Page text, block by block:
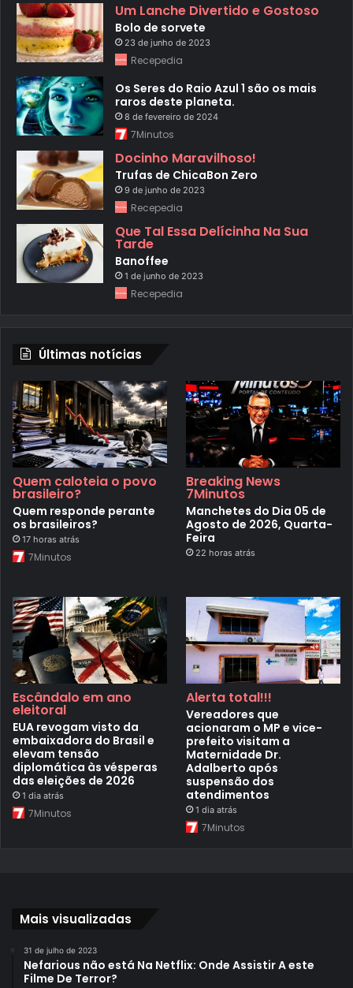
Um Lanche Divertido e Gostoso
Bolo de sorvete
23 de junho de 2023
Recepedia
Os Seres do Raio Azul 1 são os mais
raros deste planeta.
8 de fevereiro de 2024
7Minutos
Docinho Maravilhoso!
Trufas de ChicaBon Zero
9 de junho de 2023
Recepedia
Que Tal Essa Delícinha Na Sua
Tarde
Banoffee
1 de junho de 2023
Recepedia
Últimas notícias
Quem caloteia o povo
brasileiro?
Quem responde perante
os brasileiros?
17 horas atrás
7Minutos
Breaking News
7Minutos
Manchetes do Dia 05 de
Agosto de 2026, Quarta-
Feira
22 horas atrás
Escândalo em ano
eleitoral
EUA revogam visto da
embaixadora do Brasil e
elevam tensão
diplomática às vésperas
das eleições de 2026
1 dia atrás
7Minutos
Alerta total!!!
Vereadores que
acionaram o MP e vice-
prefeito visitam a
Maternidade Dr.
Adalberto após
suspensão dos
atendimentos
1 dia atrás
7Minutos
Mais visualizadas
31 de julho de 2023
Nefarious não está Na Netflix: Onde Assistir A este
Filme De Terror?